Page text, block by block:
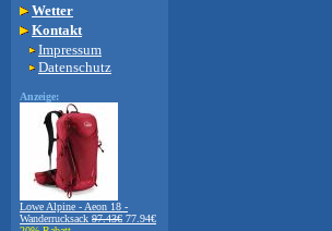
Wetter
Kontakt
Impressum
Datenschutz
Anzeige:
Lowe Alpine - Aeon 18 -
Wanderrucksack 97.43€ 77.94€